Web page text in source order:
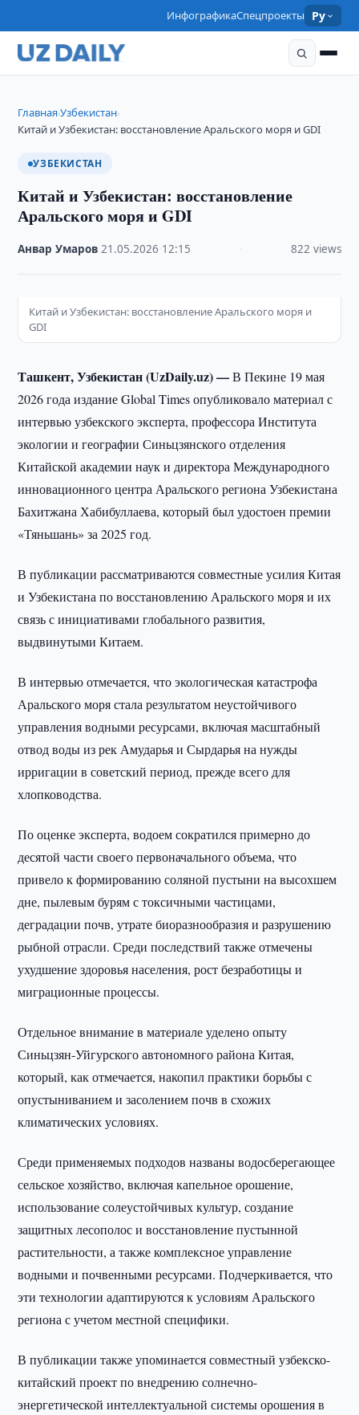
ИнфографикаСпецпроекты Ру
Главная›Узбекистан›
Китай и Узбекистан: восстановление Аральского моря и GDI
УЗБЕКИСТАН
Китай и Узбекистан: восстановление
Аральского моря и GDI
Анвар Умаров ·21.05.2026 12:15 822 views
Китай и Узбекистан: восстановление Аральского моря и
GDI
Ташкент, Узбекистан (UzDaily.uz) —В Пекине 19 мая
2026 года издание Global Times опубликовало материал с
интервью узбекского эксперта, профессора Института
экологии и географии Синьцзянского отделения
Китайской академии наук и директора Международного
инновационного центра Аральского региона Узбекистана
Бахитжана Хабибуллаева, который был удостоен премии
«Тяньшань» за 2025 год.
В публикации рассматриваются совместные усилия Китая
и Узбекистана по восстановлению Аральского моря и их
связь с инициативами глобального развития,
выдвинутыми Китаем.
В интервью отмечается, что экологическая катастрофа
Аральского моря стала результатом неустойчивого
управления водными ресурсами, включая масштабный
отвод воды из рек Амударья и Сырдарья на нужды
ирригации в советский период, прежде всего для
хлопководства.
По оценке эксперта, водоем сократился примерно до
десятой части своего первоначального объема, что
привело к формированию соляной пустыни на высохшем
дне, пылевым бурям с токсичными частицами,
деградации почв, утрате биоразнообразия и разрушению
рыбной отрасли. Среди последствий также отмечены
ухудшение здоровья населения, рост безработицы и
миграционные процессы.
Отдельное внимание в материале уделено опыту
Синьцзян-Уйгурского автономного района Китая,
который, как отмечается, накопил практики борьбы с
опустыниванием и засолением почв в схожих
климатических условиях.
Среди применяемых подходов названы водосберегающее
сельское хозяйство, включая капельное орошение,
использование солеустойчивых культур, создание
защитных лесополос и восстановление пустынной
растительности, а также комплексное управление
водными и почвенными ресурсами. Подчеркивается, что
эти технологии адаптируются к условиям Аральского
региона с учетом местной специфики.
В публикации также упоминается совместный узбекско-
китайский проект по внедрению солнечно-
энергетической интеллектуальной системы орошения в